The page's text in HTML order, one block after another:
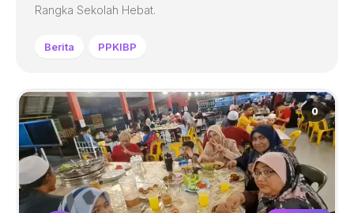
Rangka Sekolah Hebat.
Berita PPKIBP
0